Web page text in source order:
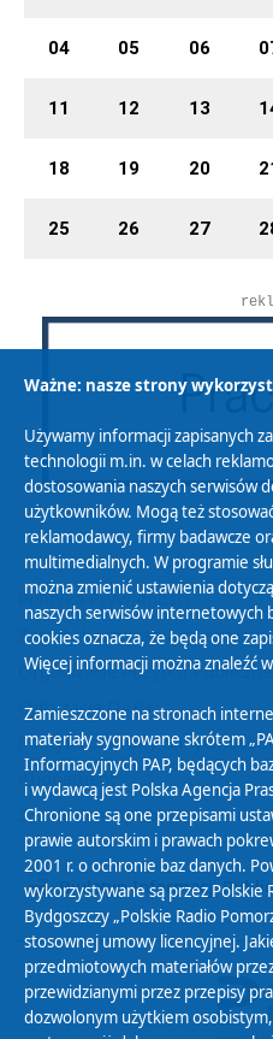
04 05 06
11 12 13
18 19 20
25 26 27
Polityka Prywatności
Zasady korzystania z Serwisu
Organizacje Pożytku
Cyfryzacja DAB+
Polityka ochrony danych
Abonament
Zamówienia publiczne
Biuletyn Informacji
Ważne: nasze strony
Używamy informacji zapisanych
technologii m.in. w celach
dostosowania naszych serwisów
użytkowników. Mogą też
reklamodawcy, firmy badawcze
multimedialnych. W programie
można zmienić ustawienia
naszych serwisów internetowych
cookies oznacza, że będą one
Więcej informacji można znaleźć
Zamieszczone na stronach
materiały sygnowane skrótem
Informacyjnych PAP, będących
i wydawcą jest Polska Agencja
Chronione są one przepisami
prawie autorskim i prawach
2001 r. o ochronie baz danych.
wykorzystywane są przez Polskie
Bydgoszczy „Polskie Radio
stosownej umowy licencyjnej.
przedmiotowych materiałów
przewidzianymi przez przepisy
dozwolonym użytkiem